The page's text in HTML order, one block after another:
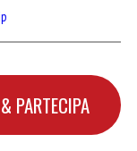
PARTECIPA